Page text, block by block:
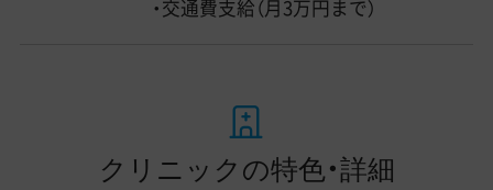
・交通費支給（月3万円まで）
クリニックの特色・詳細